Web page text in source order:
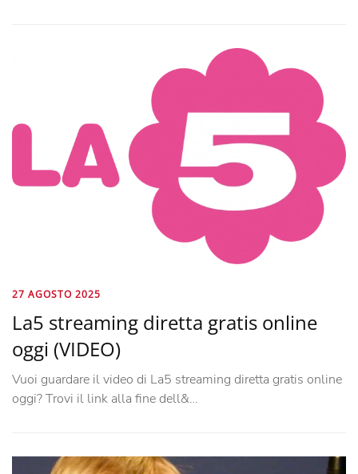
27 AGOSTO 2025
La5 streaming diretta gratis online
oggi (VIDEO)
Vuoi guardare il video di La5 streaming diretta gratis online
oggi? Trovi il link alla fine dell&…